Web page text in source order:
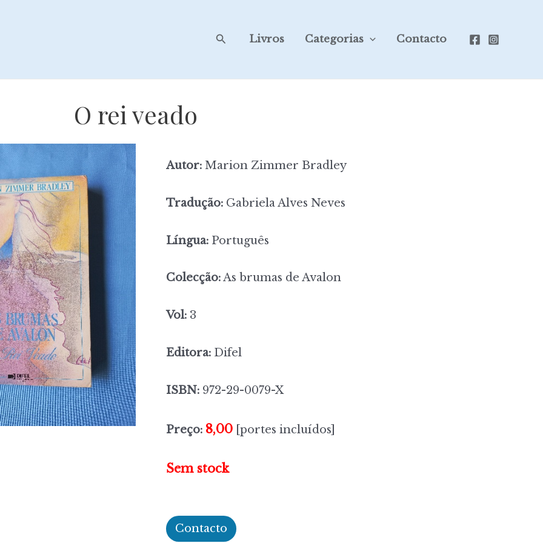
SearchLivros Categorias Contacto
O rei veado
Autor: Marion Zimmer Bradley
Tradução: Gabriela Alves Neves
Língua: Português
Colecção:As brumas de Avalon
Vol: 3
Editora: Difel
ISBN: 972-29-0079-X
Preço: 8,00 [portes incluídos]
Sem stock
Contacto